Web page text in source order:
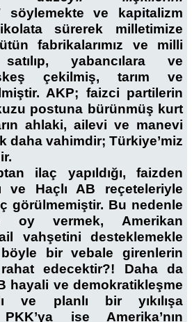
söylemekte ve kapitalizm
sürerek milletimize
fabrikalarımız ve milli
satılıp, yabancılara ve
çekilmiş, tarım ve
AKP; faizci partilerin
postuna bürünmüş kurt
ahlaki, ailevi ve manevi
daha vahimdir; Türkiye’miz
ilaç yapıldığı, faizden
ve Haçlı AB reçeteleriyle
görülmemiştir. Bu nedenle
oy vermek, Amerikan
vahşetini desteklemekle
bir vebale girenlerin
rahat edecektir?! Daha da
hayali ve demokratikleşme
ve planlı bir yıkılışa
ise Amerika’nın